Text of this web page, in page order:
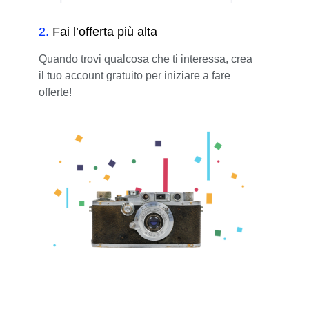
2. Fai l’offerta più alta
Quando trovi qualcosa che ti interessa, crea
il tuo account gratuito per iniziare a fare
offerte!